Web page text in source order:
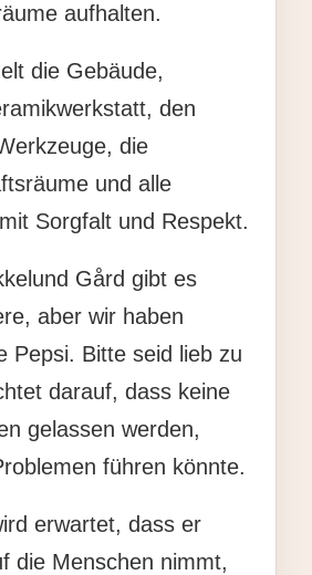
aufhalten.
die Gebäude,
den
die
und alle
Sorgfalt und Respekt.
Gård gibt es
aber wir haben
Pepsi. Bitte seid lieb zu
darauf, dass keine
gelassen werden,
führen könnte.
erwartet, dass er
die Menschen nimmt,